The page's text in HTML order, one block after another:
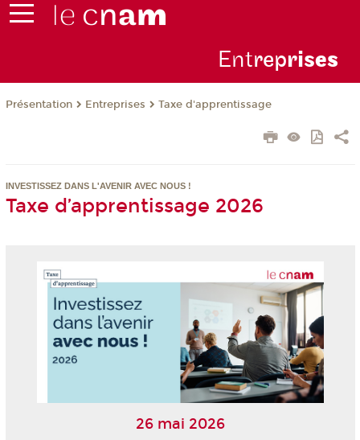
Entreprises
Présentation Entreprises Taxe d'apprentissage
INVESTISSEZ DANS L'AVENIR AVEC NOUS !
Taxe d’apprentissage 2026
26 mai 2026